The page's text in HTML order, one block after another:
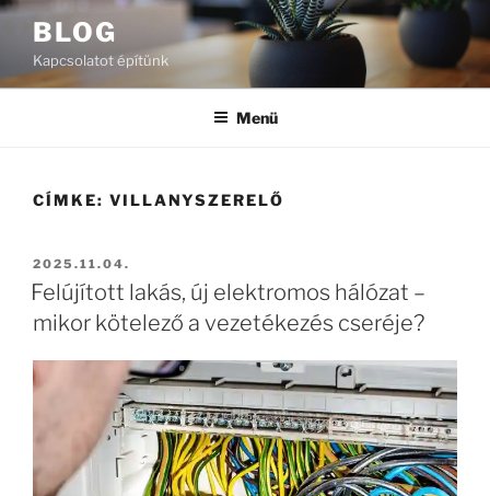
Tartalomhoz
BLOG
Kapcsolatot építünk
Menü
CÍMKE: VILLANYSZERELŐ
BEKÜLDVE:
2025.11.04.
Felújított lakás, új elektromos hálózat –
mikor kötelező a vezetékezés cseréje?